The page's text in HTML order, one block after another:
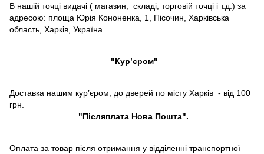
В нашій точці видачі ( магазин, складі, торговій точці і т.д.) за
адресою: площа Юрія Кононенка, 1, Пісочин, Харківська
область, Харків, Україна
"Кур’єром"
Доставка нашим кур’єром, до дверей по місту Харків - від 100
грн.
"Післяплата Нова Пошта".
Оплата за товар після отримання у відділенні транспортної